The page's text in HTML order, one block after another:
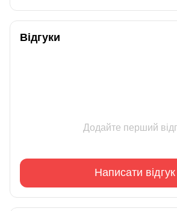
Відгуки
Додайте перший
Написати відгук